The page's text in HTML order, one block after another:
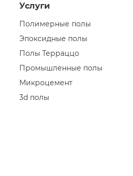
Услуги
Полимерные полы
Эпоксидные полы
Полы Терраццо
Промышленные полы
Микроцемент
3d полы